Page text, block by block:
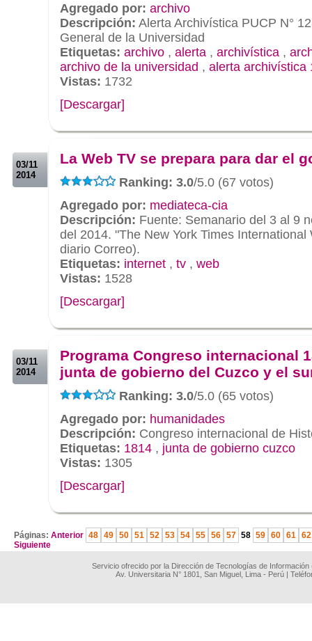
Agregado por: archivo
Descripción: Alerta Archivística PUCP N°
General de la Universidad
Etiquetas: archivo , alerta , archivística ,
archivo de la universidad , alerta archivística
Vistas: 1732
[Descargar]
03/11
2014
La Web TV se prepara para dar el
Ranking: 3.0/5.0 (67 votos)
Agregado por: mediateca-cia
Descripción: Fuente: Semanario del 3 al 9
del 2014. "The New York Times
diario Correo).
Etiquetas: internet , tv , web
Vistas: 1528
[Descargar]
03/11
2014
Programa Congreso internacional
junta de gobierno del Cuzco y el
Ranking: 3.0/5.0 (65 votos)
Agregado por: humanidades
Descripción: Congreso internacional de
Etiquetas: 1814 , junta de gobierno cuzco
Vistas: 1305
[Descargar]
Páginas: Anterior 48 49 50 51 52 53 54 55 56 57 58 59 60 61 62
Siguiente
Servicio ofrecido por la Dirección de Tecnologías de
Av. Universitaria N° 1801, San Miguel, Lima - Perú |